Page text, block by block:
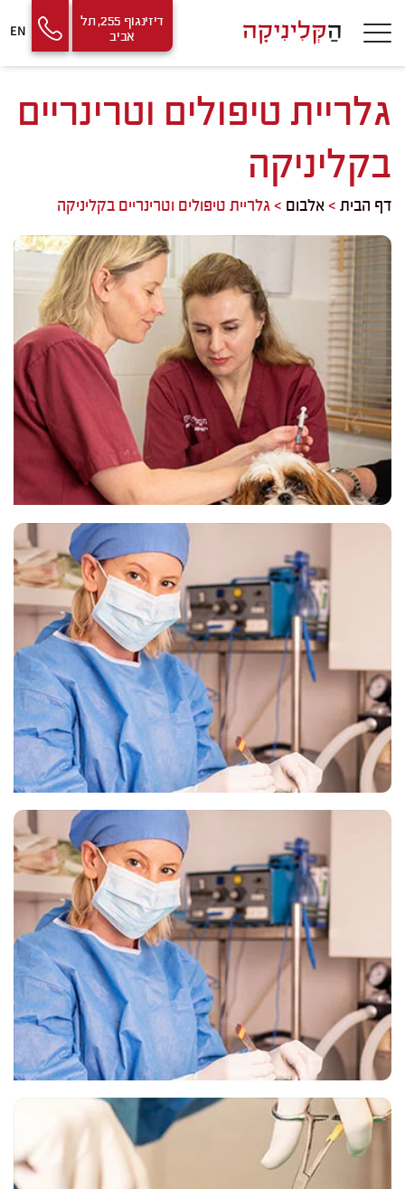
to
Us
דיזינגוף 255, תל
אביב
EN
גלריית טיפולים וטרינריים
בקליניקה
דף הבית > אלבום > גלריית טיפולים וטרינריים בקליניקה